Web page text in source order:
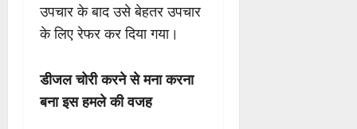
उपचार के बाद उसे बेहतर उपचार
के लिए रेफर कर दिया गया।
डीजल चोरी करने से मना करना
बना इस हमले की वजह